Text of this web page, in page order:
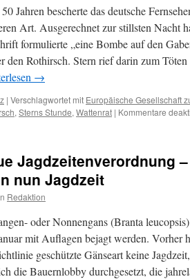
Bericht
aus
2022/2023
Jahren bescherte das deutsche
Art. Ausgerechnet zur stillsten Nacht
formulierte „eine Bombe auf den
den Rothirsch. Stern rief darin zum Töten
→
| Verschlagwortet mit Europäische Gesellschaft
, Sterns Stunde, Wattenrat | Kommentare
Jagdzeitenverordnung
nun Jagdzeit
Redaktion
oder Nonnengans (Branta
mit Auflagen bejagt werden. Vorher
geschützte Gänseart keine
die Bauernlobby durchgesetzt, die